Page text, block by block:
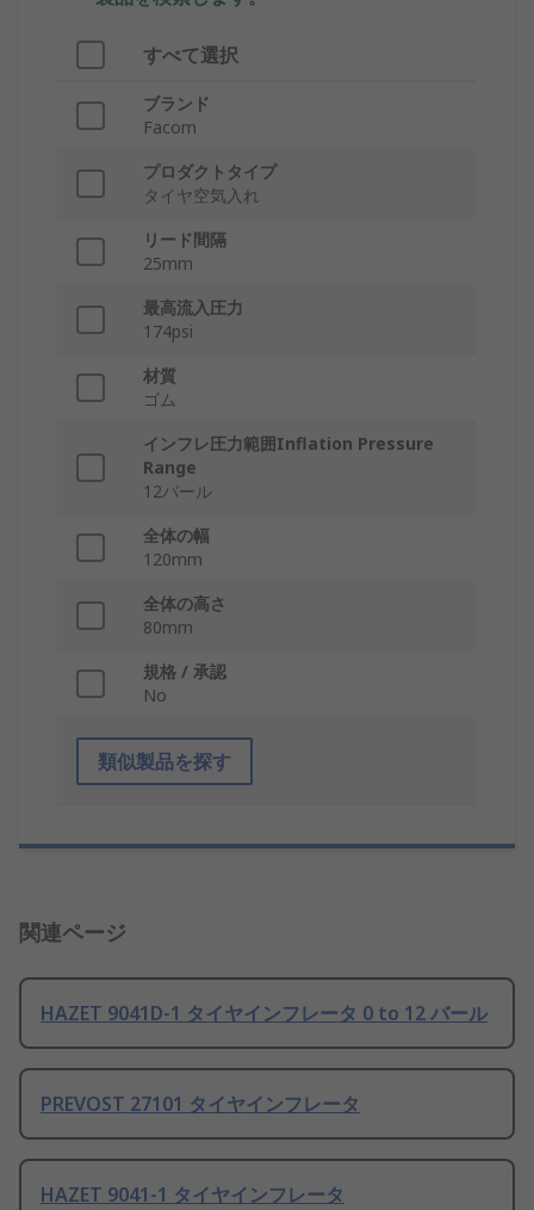
すべて選択
ブランド
Facom
プロダクトタイプ
タイヤ空気入れ
リード間隔
25mm
最高流入圧力
174psi
材質
ゴム
インフレ圧力範囲Inflation Pressure
Range
12バール
全体の幅
120mm
全体の高さ
80mm
規格 / 承認
No
類似製品を探す
関連ページ
HAZET 9041D-1 タイヤインフレータ 0 to 12 バール
PREVOST 27101 タイヤインフレータ
HAZET 9041-1 タイヤインフレータ